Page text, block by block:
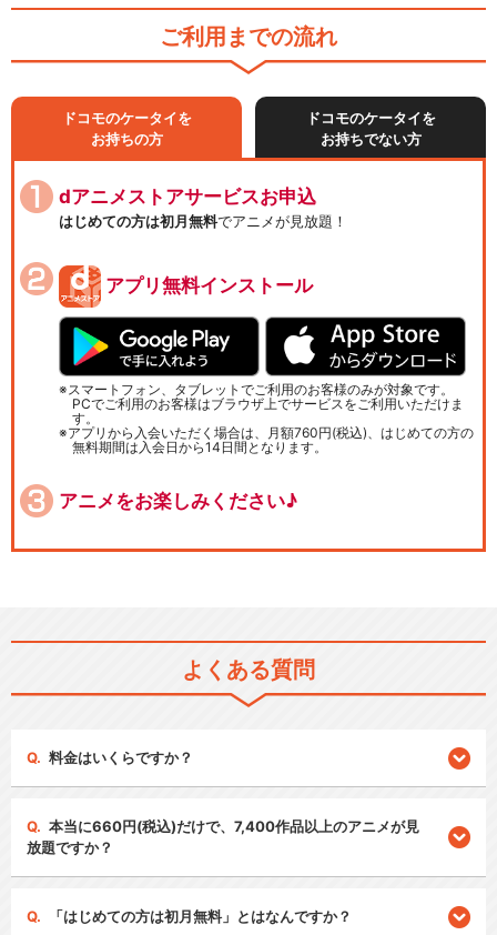
ご利用までの流れ
ドコモのケータイを
お持ちの方
ドコモのケータイを
お持ちでない方
dアニメストアサービスお申込
はじめての方は初月無料でアニメが見放題！
アプリ無料インストール
スマートフォン、タブレットでご利用のお客様のみが対象です。
PCでご利用のお客様はブラウザ上でサービスをご利用いただけま
す。
アプリから入会いただく場合は、月額760円(税込)、はじめての方の
無料期間は入会日から14日間となります。
アニメをお楽しみください♪
よくある質問
料金はいくらですか？
本当に660円(税込)だけで、7,400作品以上のアニメが見
放題ですか？
「はじめての方は初月無料」とはなんですか？